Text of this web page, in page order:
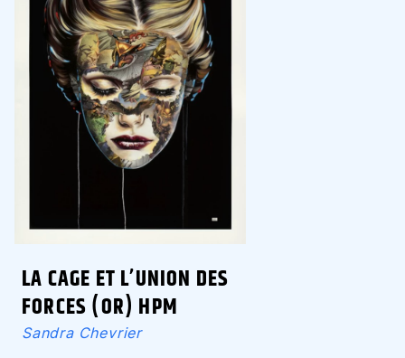
LA CAGE ET L’UNION DES
FORCES (OR) HPM
Sandra Chevrier